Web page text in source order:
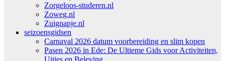
Zorgeloos-studeren.nl
Zoweg.nl
Zuignapje.nl
seizoensgidsen
Carnaval 2026 datum voorbereiding en slim kopen
Pasen 2026 in Ede: De Ultieme Gids voor Activiteiten,
Uitjes en Beleving